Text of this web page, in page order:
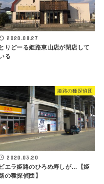
2020.08.27
とりどーる姫路東山店が閉店して
る
姫路の種探偵団
2020.03.20
ビエラ姫路のひろめ寿しが…【姫
の種探偵団】